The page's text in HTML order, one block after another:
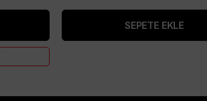
SEPETE EKLE